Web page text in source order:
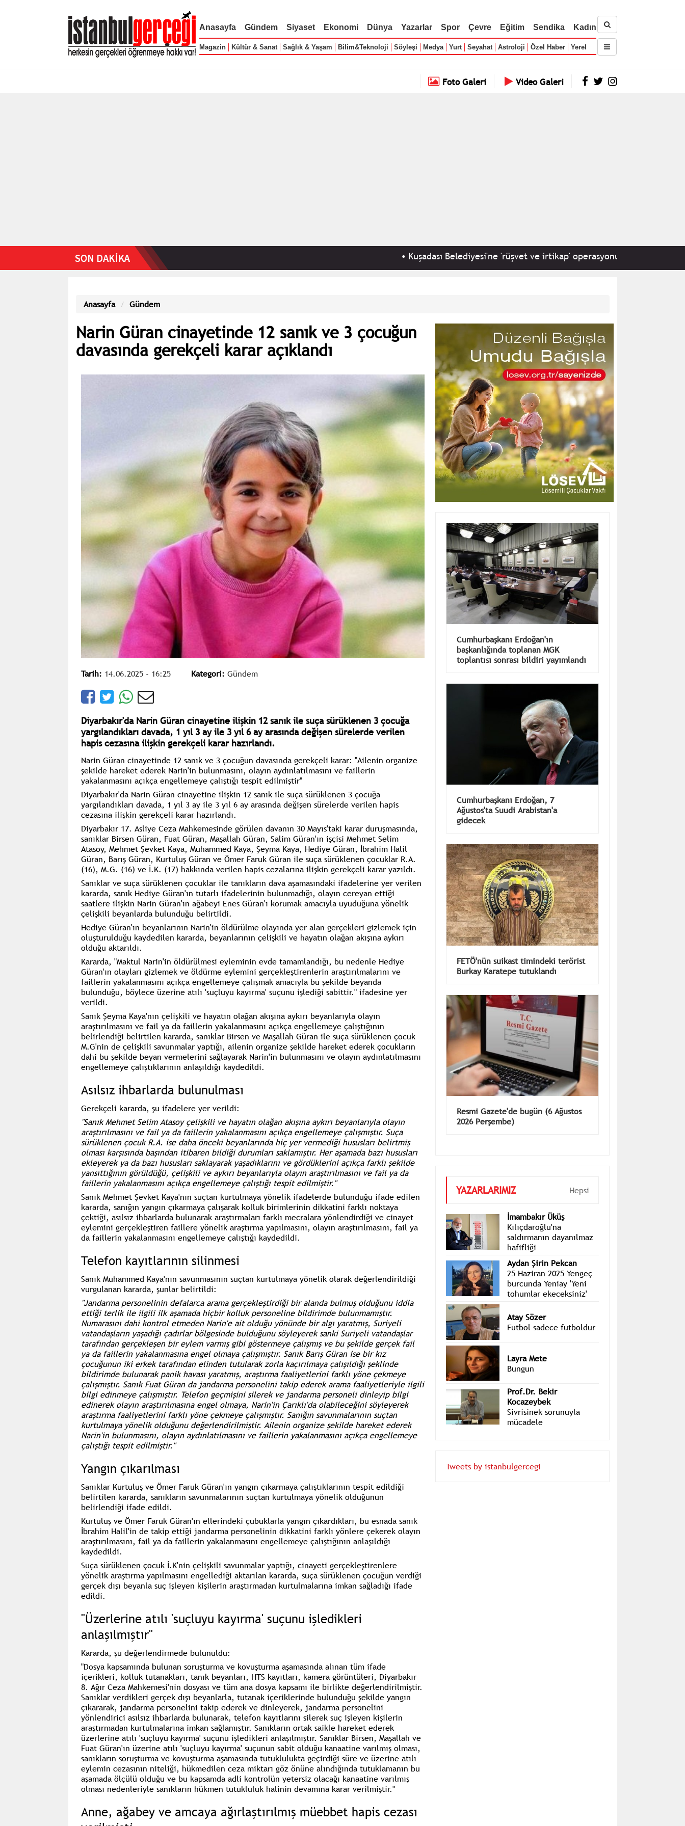
Anasayfa Gündem Siyaset Ekonomi Dünya Yazarlar Spor Çevre Eğitim Sendika Kadın
Magazin Kültür & Sanat Sağlık & Yaşam Bilim&Teknoloji Söyleşi Medya Yurt Seyahat Astroloji Özel Haber Yerel
Foto Galeri Video Galeri
Kuşadası Belediyesi'ne 'rüşvet ve irtikap' operasyonu: 22 kişi hakkında gözaltı
Anasayfa Gündem
Narin Güran cinayetinde 12 sanık ve 3 çocuğun
davasında gerekçeli karar açıklandı
Tarih: 14.06.2025 - 16:25 Kategori: Gündem
Diyarbakır'da Narin Güran cinayetine ilişkin 12 sanık ile suça sürüklenen 3 çocuğa
yargılandıkları davada, 1 yıl 3 ay ile 3 yıl 6 ay arasında değişen sürelerde verilen
hapis cezasına ilişkin gerekçeli karar hazırlandı.
Narin Güran cinayetinde 12 sanık ve 3 çocuğun davasında gerekçeli karar: "Ailenin organize
şekilde hareket ederek Narin'in bulunmasını, olayın aydınlatılmasını ve faillerin
yakalanmasını açıkça engellemeye çalıştığı tespit edilmiştir"
Diyarbakır'daNarin Güran cinayetine ilişkin 12 sanık ile suça sürüklenen 3 çocuğa
yargılandıkları davada, 1 yıl 3 ay ile 3 yıl 6 ay arasında değişen sürelerde verilen hapis
cezasına ilişkin gerekçeli karar hazırlandı.
Diyarbakır 17. Asliye Ceza Mahkemesinde görülen davanın 30 Mayıs'taki karar duruşmasında,
sanıklar Birsen Güran, Fuat Güran, Maşallah Güran, Salim Güran'ın işçisi Mehmet Selim
Atasoy, Mehmet Şevket Kaya, Muhammed Kaya, Şeyma Kaya, Hediye Güran, İbrahim Halil
Güran, Barış Güran, Kurtuluş Güran ve Ömer Faruk Güran ile suça sürüklenen çocuklar R.A.
(16), M.G. (16) ve İ.K. (17) hakkında verilen hapis cezalarına ilişkin gerekçeli karar yazıldı.
Sanıklar ve suça sürüklenen çocuklar ile tanıkların dava aşamasındaki ifadelerine yer verilen
kararda, sanık Hediye Güran'ın tutarlı ifadelerinin bulunmadığı, olayın cereyan ettiği
saatlere ilişkin Narin Güran'ın ağabeyi Enes Güran'ı korumak amacıyla uyuduğuna yönelik
çelişkili beyanlarda bulunduğu belirtildi.
Hediye Güran'ın beyanlarının Narin'in öldürülme olayında yer alan gerçekleri gizlemek için
oluşturulduğu kaydedilen kararda, beyanlarının çelişkili ve hayatın olağan akışına aykırı
olduğu aktarıldı.
Kararda, "Maktul Narin'in öldürülmesi eyleminin evde tamamlandığı, bu nedenle Hediye
Güran'ın olayları gizlemek ve öldürme eylemini gerçekleştirenlerin araştırılmalarını ve
faillerin yakalanmasını açıkça engellemeye çalışmak amacıyla bu şekilde beyanda
bulunduğu, böylece üzerine atılı 'suçluyu kayırma' suçunu işlediği sabittir." ifadesine yer
verildi.
Sanık Şeyma Kaya'nın çelişkili ve hayatın olağan akışına aykırı beyanlarıyla olayın
araştırılmasını ve fail ya da faillerin yakalanmasını açıkça engellemeye çalıştığının
belirlendiği belirtilen kararda, sanıklar Birsen ve Maşallah Güran ile suça sürüklenen çocuk
M.G'nin de çelişkili savunmalar yaptığı, ailenin organize şekilde hareket ederek çocukların
dahi bu şekilde beyan vermelerini sağlayarak Narin'in bulunmasını ve olayın aydınlatılmasını
engellemeye çalıştıklarının anlaşıldığı kaydedildi.
Asılsız ihbarlarda bulunulması
Gerekçeli kararda, şu ifadelere yer verildi:
"Sanık Mehmet Selim Atasoy çelişkili ve hayatın olağan akışına aykırı beyanlarıyla olayın
araştırılmasını ve fail ya da faillerin yakalanmasını açıkça engellemeye çalışmıştır. Suça
sürüklenen çocuk R.A. ise daha önceki beyanlarında hiç yer vermediği hususları belirtmiş
olması karşısında başından itibaren bildiği durumları saklamıştır. Her aşamada bazı hususları
ekleyerek ya da bazı hususları saklayarak yaşadıklarını ve gördüklerini açıkça farklı şekilde
yansıttığının görüldüğü, çelişkili ve aykırı beyanlarıyla olayın araştırılmasını ve fail ya da
faillerin yakalanmasını açıkça engellemeye çalıştığı tespit edilmiştir."
Sanık Mehmet Şevket Kaya'nın suçtan kurtulmaya yönelik ifadelerde bulunduğu ifade edilen
kararda, sanığın yangın çıkarmaya çalışarak kolluk birimlerinin dikkatini farklı noktaya
çektiği, asılsız ihbarlarda bulunarak araştırmaları farklı mecralara yönlendirdiği ve cinayet
eylemini gerçekleştiren faillere yönelik araştırma yapılmasını, olayın araştırılmasını, fail ya
da faillerin yakalanmasını engellemeye çalıştığı kaydedildi.
Telefon kayıtlarının silinmesi
Sanık Muhammed Kaya'nın savunmasının suçtan kurtulmaya yönelik olarak değerlendirildiği
vurgulanan kararda, şunlar belirtildi:
"Jandarma personelinin defalarca arama gerçekleştirdiği bir alanda bulmuş olduğunu iddia
ettiği terlik ile ilgili ilk aşamada hiçbir kolluk personeline bildirimde bulunmamıştır.
Numarasını dahi kontrol etmeden Narin'e ait olduğu yönünde bir algı yaratmış, Suriyeli
vatandaşların yaşadığı çadırlar bölgesinde bulduğunu söyleyerek sanki Suriyeli vatandaşlar
tarafından gerçekleşen bir eylem varmış gibi göstermeye çalışmış ve bu şekilde gerçek fail
ya da faillerin yakalanmasına engel olmaya çalışmıştır. Sanık Barış Güran ise bir kız
çocuğunun iki erkek tarafından elinden tutularak zorla kaçırılmaya çalışıldığı şeklinde
bildirimde bulunarak panik havası yaratmış, araştırma faaliyetlerini farklı yöne çekmeye
çalışmıştır. Sanık Fuat Güran da jandarma personelini takip ederek arama faaliyetleriyle ilgili
bilgi edinmeye çalışmıştır. Telefon geçmişini silerek ve jandarma personeli dinleyip bilgi
edinerek olayın araştırılmasına engel olmaya, Narin'in Çarıklı'da olabileceğini söyleyerek
araştırma faaliyetlerini farklı yöne çekmeye çalışmıştır. Sanığın savunmalarının suçtan
kurtulmaya yönelik olduğunu değerlendirilmiştir. Ailenin organize şekilde hareket ederek
Narin'in bulunmasını, olayın aydınlatılmasını ve faillerin yakalanmasını açıkça engellemeye
çalıştığı tespit edilmiştir."
Yangın çıkarılması
Sanıklar Kurtuluş ve Ömer Faruk Güran'ın yangın çıkarmaya çalıştıklarının tespit edildiği
belirtilen kararda, sanıkların savunmalarının suçtan kurtulmaya yönelik olduğunun
belirlendiği ifade edildi.
Kurtuluş ve Ömer Faruk Güran'ın ellerindeki çubuklarla yangın çıkardıkları, bu esnada sanık
İbrahim Halil'in de takip ettiği jandarma personelinin dikkatini farklı yönlere çekerek olayın
araştırılmasını, fail ya da faillerin yakalanmasını engellemeye çalıştığının anlaşıldığı
kaydedildi.
Suça sürüklenen çocuk İ.K'nin çelişkili savunmalar yaptığı, cinayeti gerçekleştirenlere
yönelik araştırma yapılmasını engellediği aktarılan kararda, suça sürüklenen çocuğun verdiği
gerçek dışı beyanla suç işleyen kişilerin araştırmadan kurtulmalarına imkan sağladığı ifade
edildi.
"Üzerlerine atılı 'suçluyu kayırma' suçunu işledikleri
anlaşılmıştır"
Kararda, şu değerlendirmede bulunuldu:
"Dosya kapsamında bulunan soruşturma ve kovuşturma aşamasında alınan tüm ifade
içerikleri, kolluk tutanakları, tanık beyanları, HTS kayıtları, kamera görüntüleri, Diyarbakır
8. Ağır Ceza Mahkemesi'nin dosyası ve tüm ana dosya kapsamı ile birlikte değerlendirilmiştir.
Sanıklar verdikleri gerçek dışı beyanlarla, tutanak içeriklerinde bulunduğu şekilde yangın
çıkararak, jandarma personelini takip ederek ve dinleyerek, jandarma personelini
yönlendirici asılsız ihbarlarda bulunarak, telefon kayıtlarını silerek suç işleyen kişilerin
araştırmadan kurtulmalarına imkan sağlamıştır. Sanıkların ortak saikle hareket ederek
üzerlerine atılı 'suçluyu kayırma' suçunu işledikleri anlaşılmıştır. Sanıklar Birsen, Maşallah ve
Fuat Güran'ın üzerine atılı 'suçluyu kayırma' suçunun sabit olduğu kanaatine varılmış olması,
sanıkların soruşturma ve kovuşturma aşamasında tutuklulukta geçirdiği süre ve üzerine atılı
eylemin cezasının niteliği, hükmedilen ceza miktarı göz önüne alındığında tutuklamanın bu
aşamada ölçülü olduğu ve bu kapsamda adli kontrolün yetersiz olacağı kanaatine varılmış
olması nedenleriyle sanıkların hükmen tutukluluk halinin devamına karar verilmiştir."
Anne, ağabey ve amcaya ağırlaştırılmış müebbet hapis cezası
Cumhurbaşkanı Erdoğan'ın
başkanlığında toplanan MGK
Cumhurbaşkanı Erdoğan, 7
Ağustos'ta Suudi Arabistan'a
FETÖ'nün suikast timindeki terörist
Resmi Gazete'de bugün (6 Ağustos
İmambakır Üküş
Kılıçdaroğlu'na
saldırmanın dayanılmaz
hafifliği
Aydan Şirin Pekcan
25 Haziran 2025 Yengeç
burcunda Yeniay 'Yeni
Atay Sözer
Layra Mete
Prof.Dr. Bekir
Kocazeybek
Sivrisinek sorunuyla